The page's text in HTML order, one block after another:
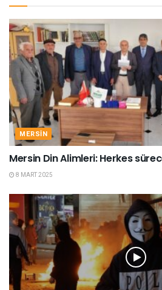
MERSIN
Mersin Din Alimleri: Herkes
8 MART 2025